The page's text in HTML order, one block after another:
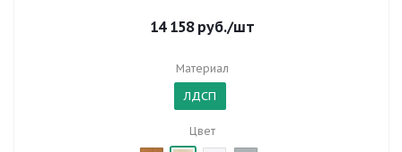
14 158руб./шт
Материал
ЛДСП
Цвет